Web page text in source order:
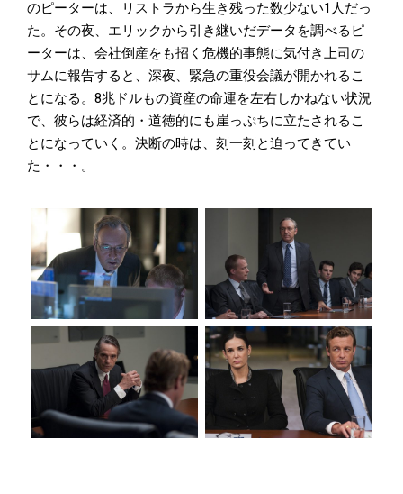
のピーターは、リストラから生き残った数少ない1人だっ
た。その夜、エリックから引き継いだデータを調べるピ
ーターは、会社倒産をも招く危機的事態に気付き上司の
サムに報告すると、深夜、緊急の重役会議が開かれるこ
とになる。8兆ドルもの資産の命運を左右しかねない状況
で、彼らは経済的・道徳的にも崖っぷちに立たされるこ
とになっていく。決断の時は、刻一刻と迫ってきてい
た・・・。